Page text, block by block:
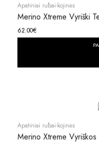
Apatiniai rūbai-kojinės
Merino Xtreme Vyriški
62.00€
Apatiniai rūbai-kojinės
Merino Xtreme